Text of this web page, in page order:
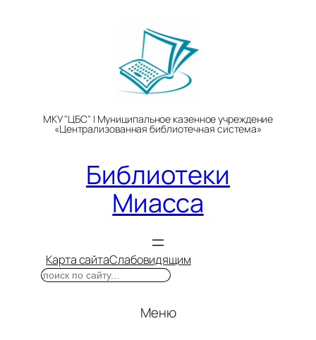
МКУ "ЦБС" | Муниципальное казенное учреждение
«Централизованная библиотечная система»
Библиотеки
Миасса
Карта сайтаСлабовидящим
Поиск
Меню